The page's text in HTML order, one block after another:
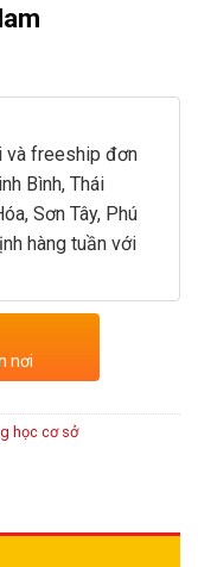
và freeship đơn
Bình, Thái
Sơn Tây, Phú
hàng tuần với
nơi
học cơ sở